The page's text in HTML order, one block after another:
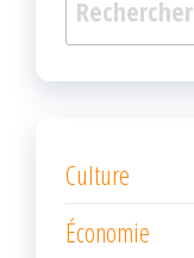
Culture
Économie